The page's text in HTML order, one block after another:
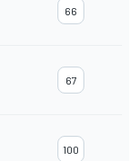
66
67
100